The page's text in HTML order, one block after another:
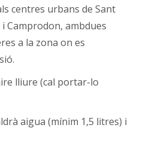
centres urbans de Sant
i Camprodon, ambdues
a la zona on es
lliure (cal portar-lo
aigua (mínim 1,5 litres) i